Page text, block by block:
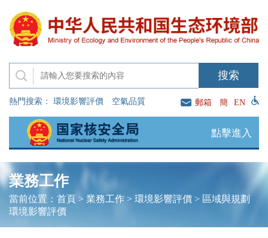
熱門搜索： 環境影響評價 空氣品質 郵箱 簡 EN
點擊進入
業務工作
當前位置： 首頁> 業務工作> 環境影響評價> 區域與規劃
環境影響評價